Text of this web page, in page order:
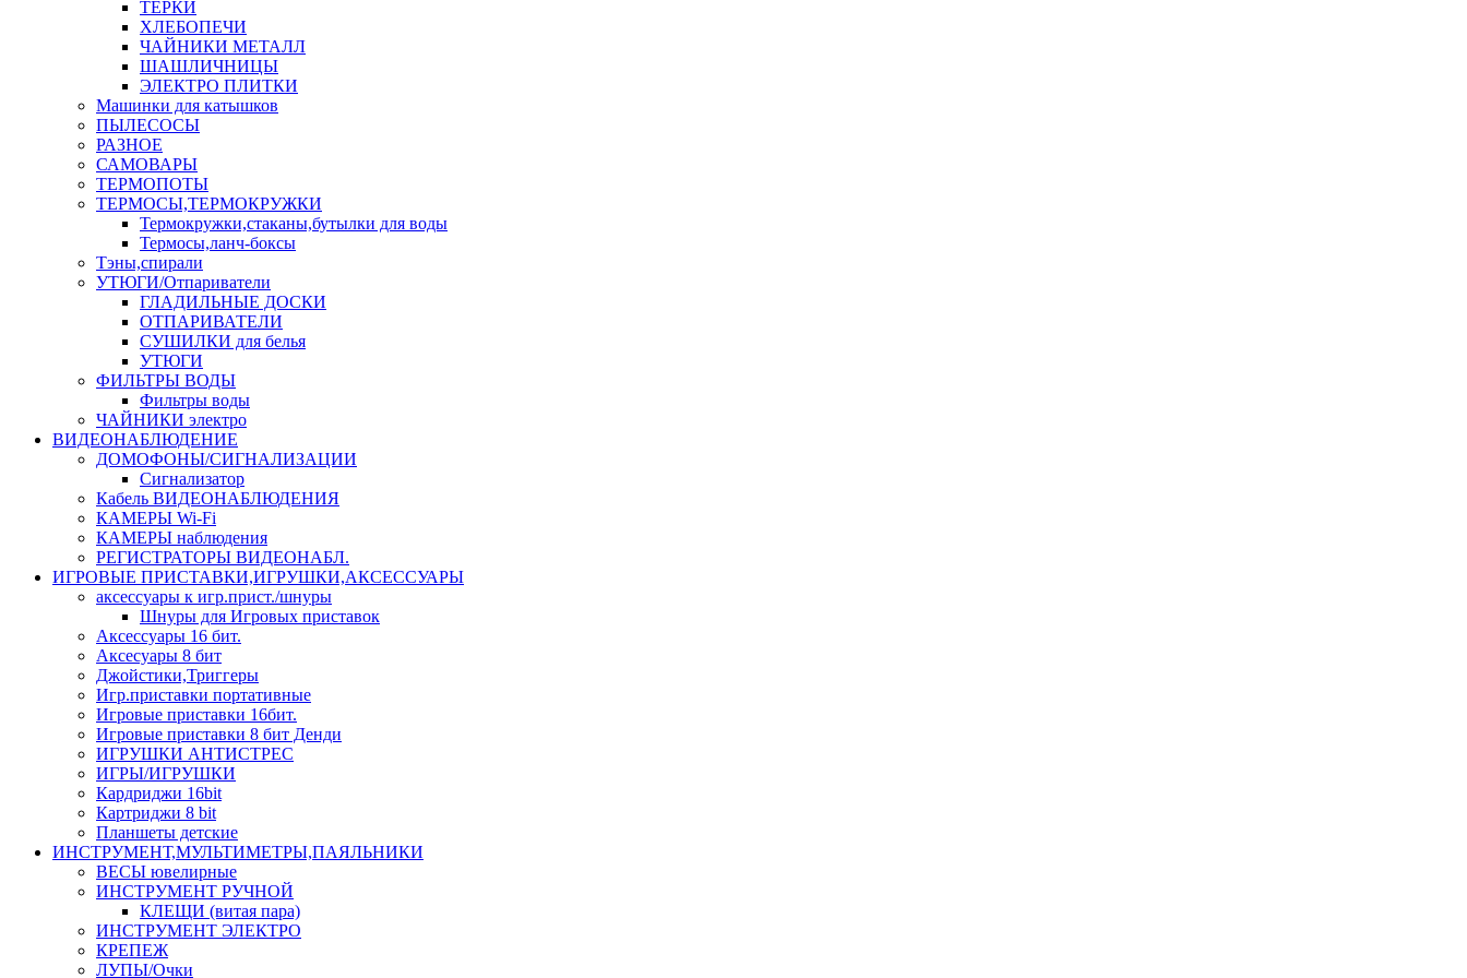
ТЕРКИ
ХЛЕБОПЕЧИ
ЧАЙНИКИ МЕТАЛЛ
ШАШЛИЧНИЦЫ
ЭЛЕКТРО ПЛИТКИ
Машинки для катышков
ПЫЛЕСОСЫ
РАЗНОЕ
САМОВАРЫ
ТЕРМОПОТЫ
ТЕРМОСЫ,ТЕРМОКРУЖКИ
Термокружки,стаканы,бутылки для воды
Термосы,ланч-боксы
Тэны,спирали
УТЮГИ/Отпариватели
ГЛАДИЛЬНЫЕ ДОСКИ
ОТПАРИВАТЕЛИ
СУШИЛКИ для белья
УТЮГИ
ФИЛЬТРЫ ВОДЫ
Фильтры воды
ЧАЙНИКИ электро
ВИДЕОНАБЛЮДЕНИЕ
ДОМОФОНЫ/СИГНАЛИЗАЦИИ
Сигнализатор
Кабель ВИДЕОНАБЛЮДЕНИЯ
КАМЕРЫ Wi-Fi
КАМЕРЫ наблюдения
РЕГИСТРАТОРЫ ВИДЕОНАБЛ.
ИГРОВЫЕ ПРИСТАВКИ,ИГРУШКИ,АКСЕССУАРЫ
аксесcуары к игр.прист./шнуры
Шнуры для Игровых приставок
Аксессуары 16 бит.
Аксесуары 8 бит
Джойстики,Триггеры
Игр.приставки портативные
Игровые приставки 16бит.
Игровые приставки 8 бит Денди
ИГРУШКИ АНТИСТРЕС
ИГРЫ/ИГРУШКИ
Кардриджи 16bit
Картриджи 8 bit
Планшеты детские
ИНСТРУМЕНТ,МУЛЬТИМЕТРЫ,ПАЯЛЬНИКИ
ВЕСЫ ювелирные
ИНСТРУМЕНТ РУЧНОЙ
КЛЕЩИ (витая пара)
ИНСТРУМЕНТ ЭЛЕКТРО
КРЕПЕЖ
ЛУПЫ/Очки